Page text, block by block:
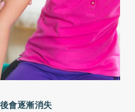
會逐漸消失